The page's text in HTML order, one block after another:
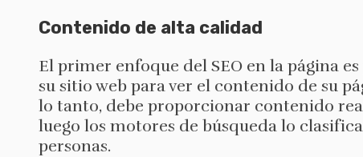
Contenido de alta calidad
El primer enfoque del SEO en la página
su sitio web para ver el contenido de su
lo tanto, debe proporcionar contenido
luego los motores de búsqueda lo
personas.